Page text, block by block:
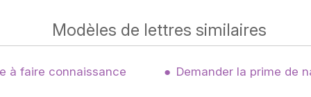
Modèles de lettres similaires
à faire connaissance Demander la prime de